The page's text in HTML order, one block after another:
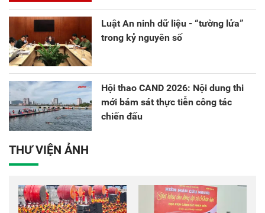
Luật An ninh dữ liệu - “tường lửa”
trong kỷ nguyên số
Hội thao CAND 2026: Nội dung thi
mới bám sát thực tiễn công tác
chiến đấu
THƯ VIỆN ẢNH